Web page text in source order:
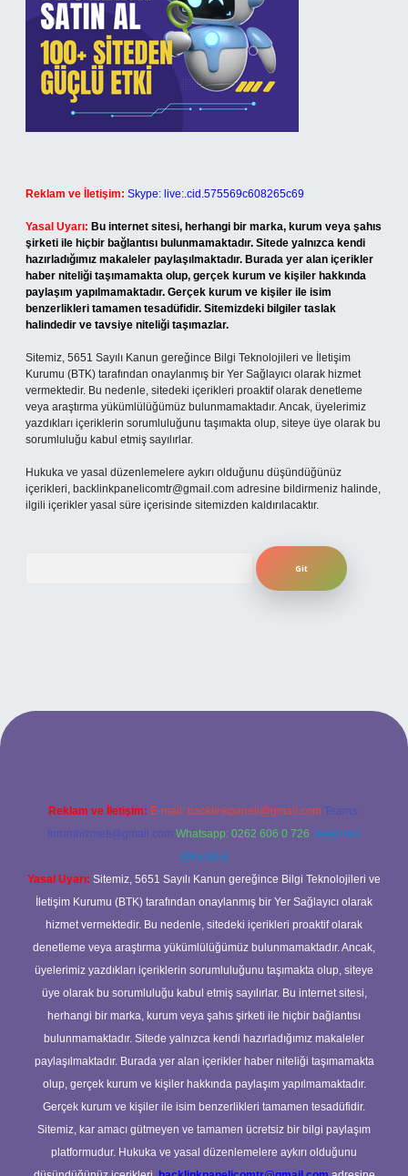
Reklam ve İletişim: Skype: live:.cid.575569c608265c69
Yasal Uyarı: Bu internet sitesi, herhangi bir marka, kurum veya şahıs
şirketi ile hiçbir bağlantısı bulunmamaktadır. Sitede yalnızca kendi
hazırladığımız makaleler paylaşılmaktadır. Burada yer alan içerikler
haber niteliği taşımamakta olup, gerçek kurum ve kişiler hakkında
paylaşım yapılmamaktadır. Gerçek kurum ve kişiler ile isim
benzerlikleri tamamen tesadüfidir. Sitemizdeki bilgiler taslak
halindedir ve tavsiye niteliği taşımazlar.
Sitemiz, 5651 Sayılı Kanun gereğince Bilgi Teknolojileri ve İletişim
Kurumu (BTK) tarafından onaylanmış bir Yer Sağlayıcı olarak hizmet
vermektedir. Bu nedenle, sitedeki içerikleri proaktif olarak denetleme
veya araştırma yükümlülüğümüz bulunmamaktadır. Ancak, üyelerimiz
yazdıkları içeriklerin sorumluluğunu taşımakta olup, siteye üye olarak bu
sorumluluğu kabul etmiş sayılırlar.
Hukuka ve yasal düzenlemelere aykırı olduğunu düşündüğünüz
içerikleri, backlinkpanelicomtr@gmail.com adresine bildirmeniz halinde,
ilgili içerikler yasal süre içerisinde sitemizden kaldırılacaktır.
giriş
Reklam ve İletişim: E-mail: backlinkpaneli@gmail.com Teams:
forumhizmeti@gmail.com Whatsapp: 0262 606 0 726 Telegram:
@karabul
Yasal Uyarı: Sitemiz, 5651 Sayılı Kanun gereğince Bilgi Teknolojileri ve
İletişim Kurumu (BTK) tarafından onaylanmış bir Yer Sağlayıcı olarak
hizmet vermektedir. Bu nedenle, sitedeki içerikleri proaktif olarak
denetleme veya araştırma yükümlülüğümüz bulunmamaktadır. Ancak,
üyelerimiz yazdıkları içeriklerin sorumluluğunu taşımakta olup, siteye
üye olarak bu sorumluluğu kabul etmiş sayılırlar. Bu internet sitesi,
herhangi bir marka, kurum veya şahıs şirketi ile hiçbir bağlantısı
bulunmamaktadır. Sitede yalnızca kendi hazırladığımız makaleler
paylaşılmaktadır. Burada yer alan içerikler haber niteliği taşımamakta
olup, gerçek kurum ve kişiler hakkında paylaşım yapılmamaktadır.
Gerçek kurum ve kişiler ile isim benzerlikleri tamamen tesadüfidir.
Sitemiz, kar amacı gütmeyen ve tamamen ücretsiz bir bilgi paylaşım
platformudur. Hukuka ve yasal düzenlemelere aykırı olduğunu